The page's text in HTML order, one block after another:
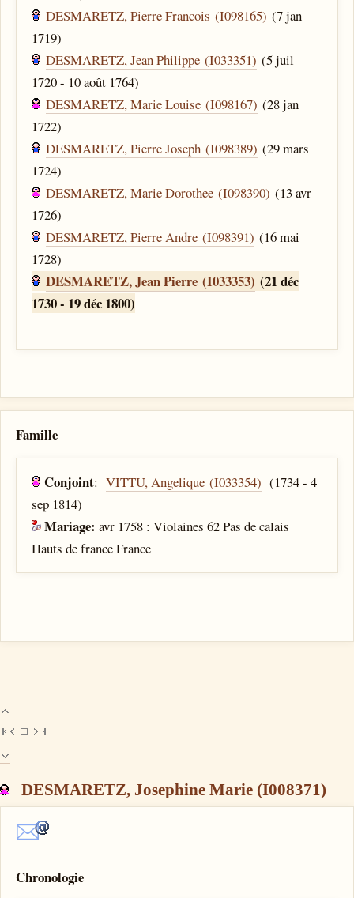
DESMARETZ, Pierre Francois (I098165) (7 jan
1719)
DESMARETZ, Jean Philippe (I033351) (5 juil
1720 - 10 août 1764)
DESMARETZ, Marie Louise (I098167) (28 jan
1722)
DESMARETZ, Pierre Joseph (I098389) (29 mars
1724)
DESMARETZ, Marie Dorothee (I098390) (13 avr
1726)
DESMARETZ, Pierre Andre (I098391) (16 mai
1728)
DESMARETZ, Jean Pierre (I033353) (21 déc
1730 - 19 déc 1800)
Famille
Conjoint:VITTU, Angelique (I033354) (1734 - 4
sep 1814)
Mariage:avr 1758 : Violaines 62 Pas de calais
Hauts de france France
DESMARETZ, Josephine Marie (I008371)
Chronologie